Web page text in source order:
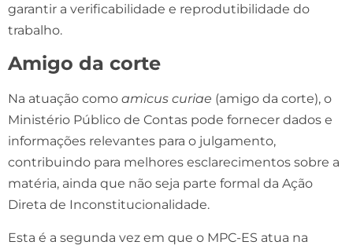
garantir a verificabilidade e reprodutibilidade do
trabalho.
Amigo da corte
Na atuação como amicus curiae (amigo da corte), o
Ministério Público de Contas pode fornecer dados e
informações relevantes para o julgamento,
contribuindo para melhores esclarecimentos sobre a
matéria, ainda que não seja parte formal da Ação
Direta de Inconstitucionalidade.
Esta é a segunda vez em que o MPC-ES atua na